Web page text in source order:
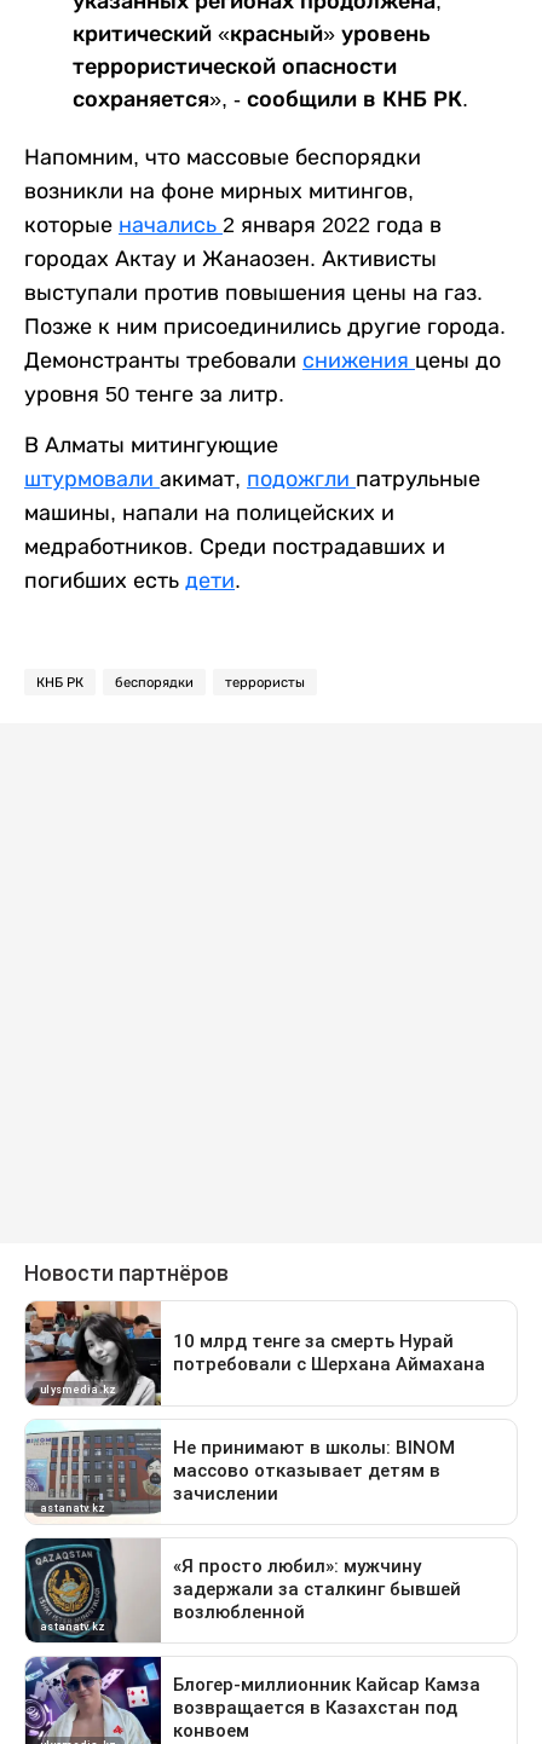
критический «красный» уровень
террористической опасности
сохраняется», - сообщили в КНБ РК.
Напомним, что массовые беспорядки
возникли на фоне мирных митингов,
которые начались 2 января 2022 года в
городах Актау и Жанаозен. Активисты
выступали против повышения цены на газ.
Позже к ним присоединились другие города.
Демонстранты требовали снижения цены до
уровня 50 тенге за литр.
В Алматы митингующие
штурмовали акимат, подожгли патрульные
машины, напали на полицейских и
медработников. Среди пострадавших и
погибших есть дети.
КНБ РК беспорядки террористы